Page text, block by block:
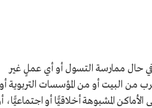
حال ممارسة التسول أو أي عملٍ غير
من البيت أو من المؤسسات التربوية أو
المشبوهة أخلاقيًّا أو اجتماعيًّا،